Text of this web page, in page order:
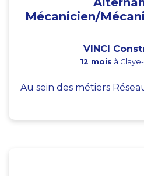
Mécanicien/
VINCI
12 mois à
Au sein des métiers